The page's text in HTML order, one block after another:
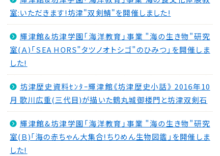
室:いただきます!坊津"双剣鯖"を開催しました!
輝津館&坊津学園｢海洋教育｣事業 "海の生き物"研究
室(Ａ)｢SEA HORS"タツノオトシゴ"のひみつ｣を開催しま
した!
坊津歴史資料ｾﾝﾀｰ輝津館《坊津歴史小話》 2016年10
月 歌川広重(三代目)が描いた鶴丸城御楼門と坊津双剣石
輝津館&坊津学園「海洋教育」事業 "海の生き物"研究
室(Ｂ)｢海の赤ちゃん大集合!ちりめん生物図鑑｣を開催しま
した!